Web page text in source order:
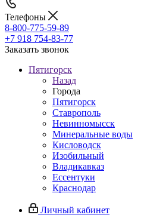
Телефоны
8-800-775-59-89
+7 918 754-83-77
Заказать звонок
Пятигорск
Назад
Города
Пятигорск
Ставрополь
Невинномысск
Минеральные воды
Кисловодск
Изобильный
Владикавказ
Ессентуки
Краснодар
Личный кабинет